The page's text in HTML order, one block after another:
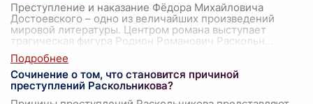
Преступление и наказание Фёдора Михайловича
Достоевского – одно из величайших произведений
мировой литературы. Центром романа выступает
трагическая фигура Родион Романович Раскольн
Сочинение о том, что становится причиной
преступлений Раскольникова?